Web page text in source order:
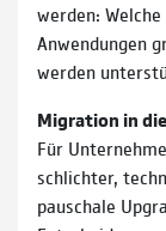
werden:
Anwendungen
werden
Migration in
Für
schlichter,
pauschale